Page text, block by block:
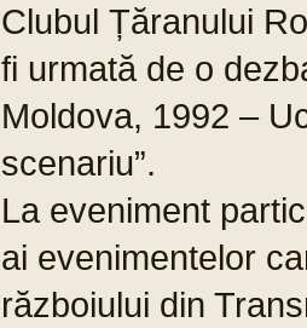
Clubul Țăranului
fi urmată de o
Moldova, 1992 –
scenariu”.
La eveniment
ai evenimentelor
războiului din